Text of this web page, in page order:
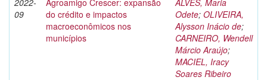
2022-
09
Agroamigo Crescer: expansão
do crédito e impactos
macroeconômicos nos
municípios
ALVES, Maria
Odete; OLIVEIRA,
Alysson Inácio de;
CARNEIRO, Wendell
Márcio Araújo;
MACIEL, Iracy
Soares Ribeiro